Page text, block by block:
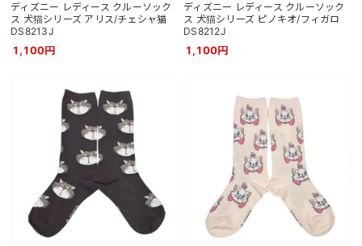
ディズニー レディース クルーソック
ス 犬猫シリーズ アリス/チェシャ猫
DS8213J
1,100円
ディズニー レディース クルーソック
ス 犬猫シリーズ ピノキオ/フィガロ
DS8212J
1,100円